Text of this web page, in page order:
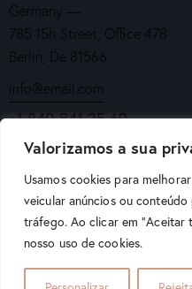
Valorizamos a sua
Usamos cookies para
veicular anúncios ou
tráfego. Ao clicar em "Aceitar
nosso uso de cookies.
Germany —
785 15h Street, Office 478
Berlin, De 81566
info@email.com
+1 840 841 25 69
Get in Touch
AncoraThemes© 2026. All